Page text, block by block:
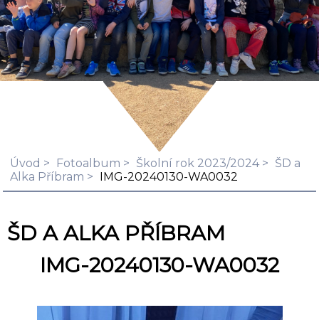
Úvod Fotoalbum Školní rok 2023/2024
ŠD a
Alka Příbram
IMG-20240130-WA0032
ŠD A ALKA PŘÍBRAM
IMG-20240130-WA0032